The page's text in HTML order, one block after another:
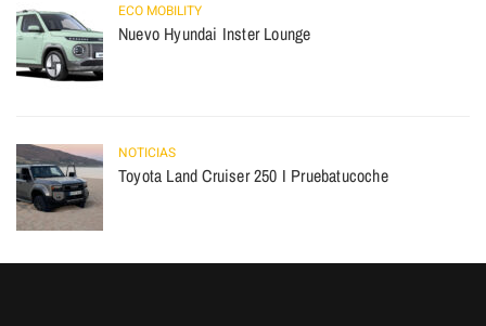
ECO MOBILITY
Nuevo Hyundai Inster Lounge
NOTICIAS
Toyota Land Cruiser 250 I Pruebatucoche